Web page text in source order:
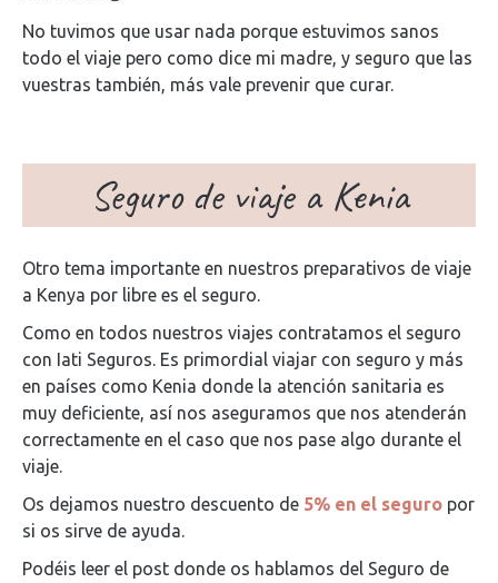
No tuvimos que usar nada porque estuvimos sanos
todo el viaje pero como dice mi madre, y seguro que las
vuestras también, más vale prevenir que curar.
Seguro de viaje a Kenia
Otro tema importante en nuestros preparativos de viaje
a Kenya por libre es el seguro.
Como en todos nuestros viajes contratamos el seguro
con Iati Seguros. Es primordial viajar con seguro y más
en países como Kenia donde la atención sanitaria es
muy deficiente, así nos aseguramos que nos atenderán
correctamente en el caso que nos pase algo durante el
viaje.
Os dejamos nuestro descuento de 5% en el seguro por
si os sirve de ayuda.
Podéis leer el post donde os hablamos del Seguro de